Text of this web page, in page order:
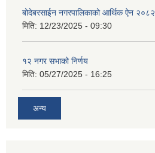
बोदेबरसाईन नगरपालिकाको आर्थिक ऐन २०८२
मिति: 12/23/2025 - 09:30
१२ नगर सभाको निर्णय
मिति: 05/27/2025 - 16:25
अन्य